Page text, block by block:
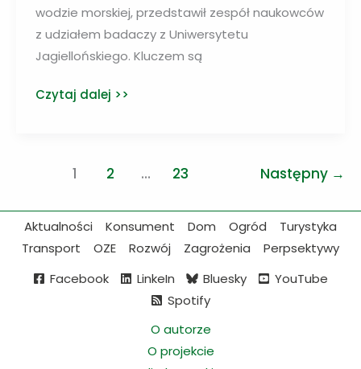
w
Polsce
walczy
stereotypami
wodzie morskiej, przedstawił zespół naukowców
z udziałem badaczy z Uniwersytetu
Jagiellońskiego. Kluczem są
Wodór
światła
Czytaj dalej >>
1 2 … 23 Następny →
Aktualności Konsument Dom Ogród
Turystyka
Transport
OZE Rozwój Zagrożenia
Perpsektywy
Facebook
LinkeIn Bluesky
YouTube
Spotify
O autorze
O projekcie